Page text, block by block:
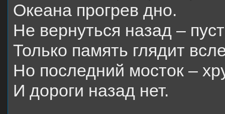
Океана прогрев дно.
Не вернуться назад –
Только память глядит
Но последний мосток –
И дороги назад нет.